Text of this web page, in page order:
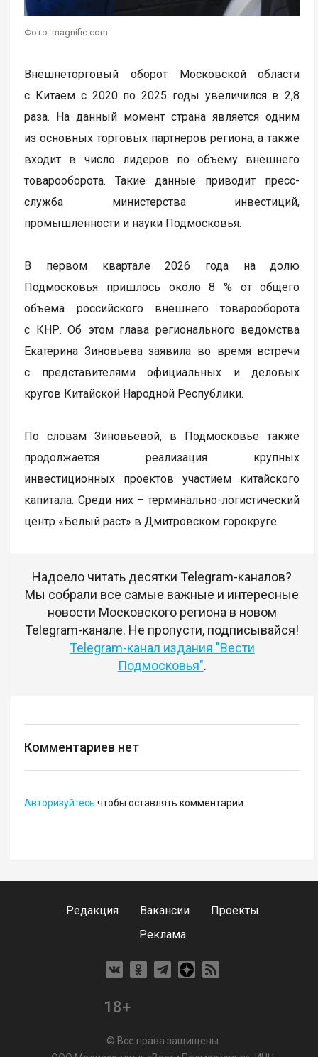
Фото: magnific.com
Внешнеторговый оборот Московской области
с Китаем с 2020 по 2025 годы увеличился в 2,8
раза. На данный момент страна является одним
из основных торговых партнеров региона, а также
входит в число лидеров по объему внешнего
товарооборота. Такие данные приводит пресс-
служба министерства инвестиций,
промышленности и науки Подмосковья.
В первом квартале 2026 года на долю
Подмосковья пришлось около 8 % от общего
объема российского внешнего товарооборота
с КНР. Об этом глава регионального ведомства
Екатерина Зиновьева заявила во время встречи
с представителями официальных и деловых
кругов Китайской Народной Республики.
По словам Зиновьевой, в Подмосковье также
продолжается реализация крупных
инвестиционных проектов участием китайского
капитала. Среди них – терминально-логистический
центр «Белый раст» в Дмитровском горокруге.
Надоело читать десятки Telegram-каналов?
Мы собрали все самые важные и интересные
новости Московского региона в новом
Telegram-канале. Не пропусти, подписывайся!
Telegram-канал издания "Вести
Подмосковья".
Комментариев нет
Авторизуйтесь чтобы оставлять комментарии
Редакция Вакансии
Проекты
Реклама
18+
© Все права защищены